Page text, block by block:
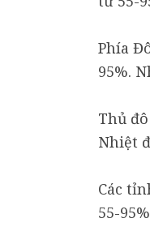
Phía
95%.
Thủ
Nhiệt
Các
55-